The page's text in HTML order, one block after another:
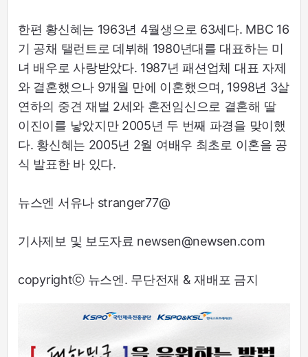
한편 황신혜는 1963년 4월생으로 63세다. MBC 16
기 공채 탤런트로 데뷔해 1980년대를 대표하는 미
녀 배우로 사랑받았다. 1987년 패션업체 대표 자제
와 결혼했으나 9개월 만에 이혼했으며, 1998년 3살
연하의 중견 재벌 2세와 혼전임신으로 결혼해 딸
이진이를 낳았지만 2005년 두 번째 파경을 맞이했
다. 황신혜는 2005년 2월 여배우 최초로 이혼을 공
식 발표한 바 있다.
뉴스엔 서유나 stranger77@
기사제보 및 보도자료 newsen@newsen.com
copyrightⓒ 뉴스엔. 무단전재 & 재배포 금지